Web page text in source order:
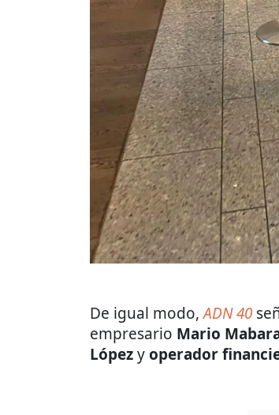
De igual modo,ADN 40
empresario Mario
Lópezyoperador